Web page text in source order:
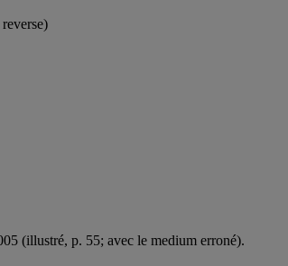
(illustré, p. 55; avec le medium erroné).